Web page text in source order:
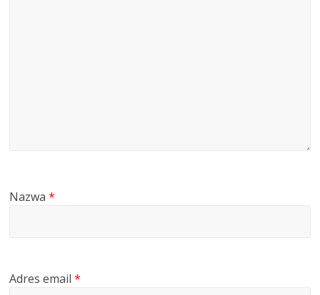
Nazwa*
Adres email*